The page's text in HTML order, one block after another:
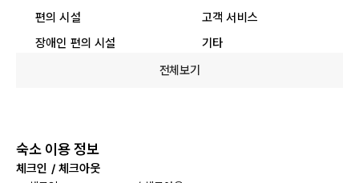
편의 시설
고객 서비스
장애인 편의 시설
기타
전체보기
숙소 이용 정보
체크인 / 체크아웃